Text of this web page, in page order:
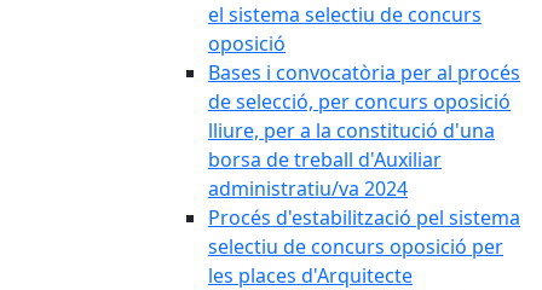
el sistema selectiu de concurs
oposició
Bases i convocatòria per al procés
de selecció, per concurs oposició
lliure, per a la constitució d'una
borsa de treball d'Auxiliar
administratiu/va 2024
Procés d'estabilització pel sistema
selectiu de concurs oposició per
les places d'Arquitecte